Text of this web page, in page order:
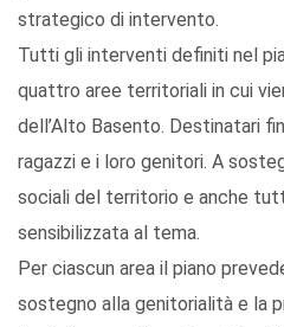
strategico di intervento.
Tutti gli interventi definiti nel
quattro aree territoriali in cui
dell’Alto Basento. Destinatari
ragazzi e i loro genitori. A
sociali del territorio e anche
sensibilizzata al tema.
Per ciascun area il piano
sostegno alla genitorialità e la